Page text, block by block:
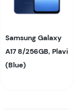
Samsung Galaxy
A17 8/256GB, Plavi
(Blue)